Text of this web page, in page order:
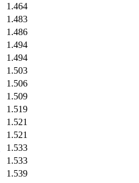
1.464
1.483
1.486
1.494
1.494
1.503
1.506
1.509
1.519
1.521
1.521
1.533
1.533
1.539